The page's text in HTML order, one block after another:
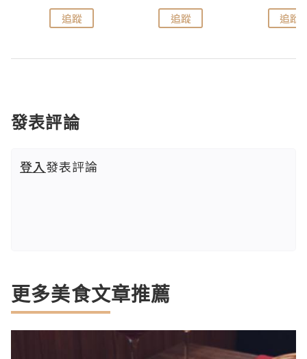
追蹤 追蹤 追蹤
發表評論
登入發表評論
更多美食文章推薦